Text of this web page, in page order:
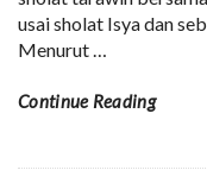
usai sholat Isya dan
Menurut…
Continue Reading